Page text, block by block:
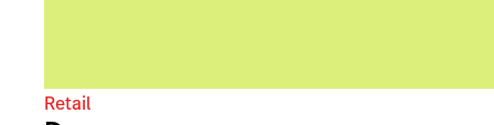
Retail